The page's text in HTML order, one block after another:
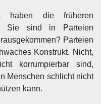
haben die früheren
Sie sind in Parteien
Parteien
Konstrukt. Nicht,
korrumpierbar sind,
Menschen schlicht nicht
kann.